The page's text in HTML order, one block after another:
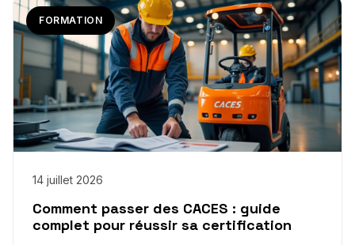
FORMATION
14 juillet 2026
Comment passer des CACES : guide
complet pour réussir sa certification